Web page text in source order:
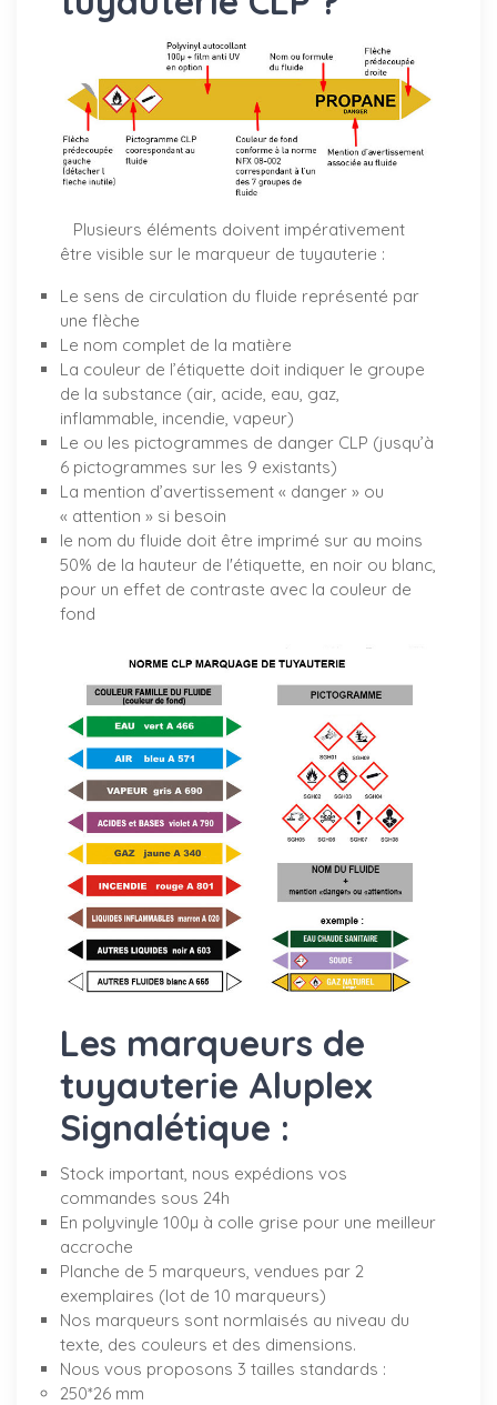
Plusieurs éléments doivent impérativement
être visible sur le marqueur de tuyauterie :
Le sens de circulation du fluide représenté par
une flèche
Le nom complet de la matière
La couleur de l’étiquette doit indiquer le groupe
de la substance (air, acide, eau, gaz,
inflammable, incendie, vapeur)
Le ou les pictogrammes de danger CLP (jusqu’à
6 pictogrammes sur les 9 existants)
La mention d’avertissement « danger » ou
« attention » si besoin
le nom du fluide doit être imprimé sur au moins
50% de la hauteur de l'étiquette, en noir ou blanc,
pour un effet de contraste avec la couleur de
fond
Les marqueurs de
tuyauterie Aluplex
Signalétique :
Stock important, nous expédions vos
commandes sous 24h
En polyvinyle 100µ à colle grise pour une meilleur
accroche
Planche de 5 marqueurs, vendues par 2
exemplaires (lot de 10 marqueurs)
Nos marqueurs sont normlaisés au niveau du
texte, des couleurs et des dimensions.
Nous vous proposons 3 tailles standards :
250*26 mm